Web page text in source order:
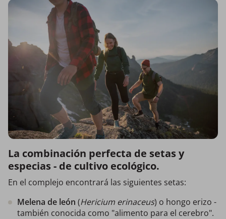
La combinación perfecta de setas y
especias - de cultivo ecológico.
En el complejo encontrará las siguientes setas:
Melena de león (Hericium erinaceus) o hongo erizo -
también conocida como "alimento para el cerebro".